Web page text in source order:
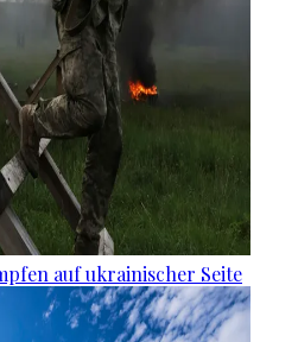
auf ukrainischer Seite